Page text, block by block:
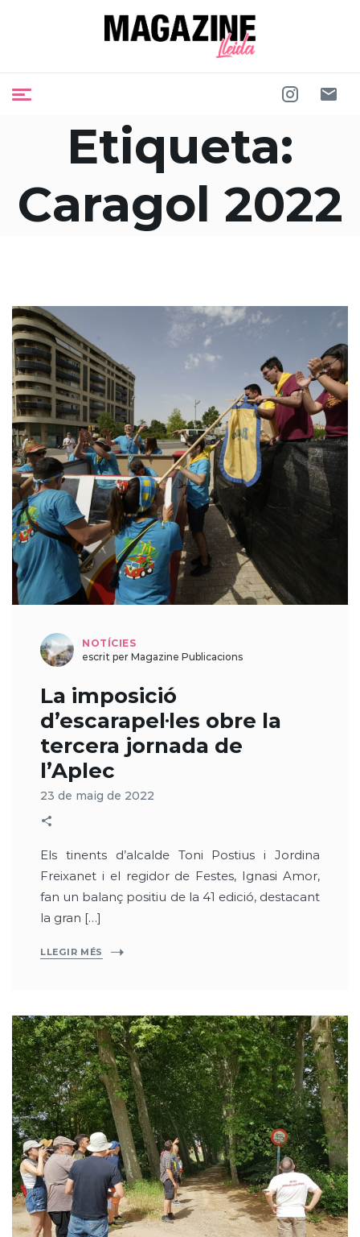
Etiqueta:
Caragol 2022
NOTÍCIES
escrit per Magazine Publicacions
La imposició
d’escarapel·les obre la
tercera jornada de
l’Aplec
23 de maig de 2022
Els tinents d’alcalde Toni Postius i Jordina
Freixanet i el regidor de Festes, Ignasi Amor,
fan un balanç positiu de la 41 edició, destacant
la gran […]
LLEGIR MÉS